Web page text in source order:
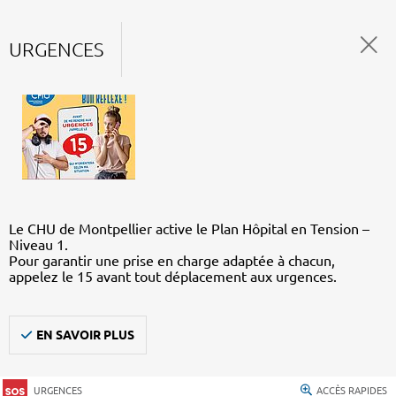
URGENCES
Le CHU de Montpellier active le Plan Hôpital en Tension –
Niveau 1.
Pour garantir une prise en charge adaptée à chacun,
appelez le 15 avant tout déplacement aux urgences.
EN SAVOIR PLUS
URGENCES ACCÈS RAPIDES